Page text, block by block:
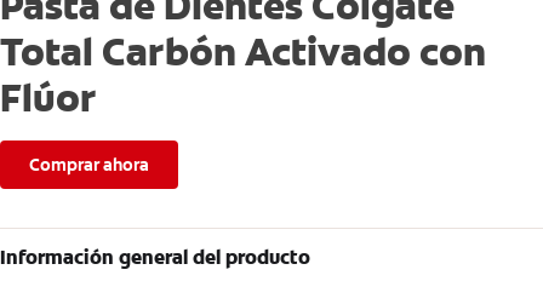
Total Carbón Activado con
Flúor
Comprar ahora
Información general del producto